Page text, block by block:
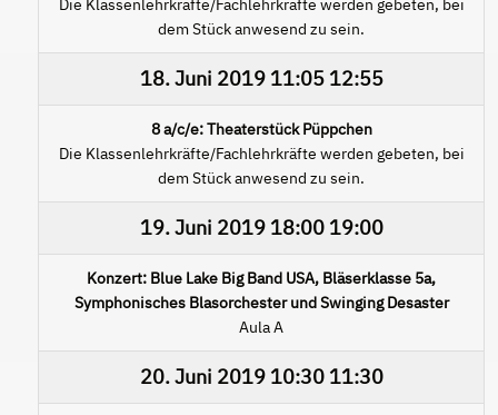
Die Klassenlehrkräfte/Fachlehrkräfte werden gebeten, bei
dem Stück anwesend zu sein.
18. Juni 201911:05 12:55
8 a/c/e: Theaterstück Püppchen
Die Klassenlehrkräfte/Fachlehrkräfte werden gebeten, bei
dem Stück anwesend zu sein.
19. Juni 201918:00 19:00
Konzert: Blue Lake Big Band USA, Bläserklasse 5a,
Symphonisches Blasorchester und Swinging Desaster
Aula A
20. Juni 201910:30 11:30